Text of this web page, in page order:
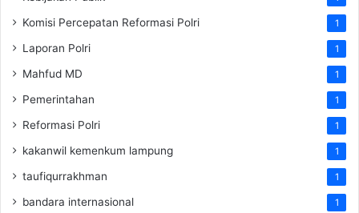
Komisi Percepatan Reformasi Polri 1
Laporan Polri 1
Mahfud MD 1
Pemerintahan 1
Reformasi Polri 1
kakanwil kemenkum lampung 1
taufiqurrakhman 1
bandara internasional 1